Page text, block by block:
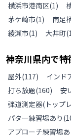
横浜市港南区(1)
茅ケ崎市(1) 南足
綾瀬市(1) 大井町(
神奈川県内で特
屋外(117) インド
打ち放題(160) 安
弾道測定器(トップ
パター練習場あり (
アプローチ練習場あ